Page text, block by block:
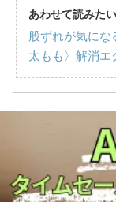
あわせて読みたい
股ずれが気に
太もも〉解消エ